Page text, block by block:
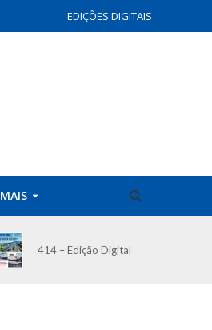
EDIÇÕES DIGITAIS
MAIS
414 – Edição Digital